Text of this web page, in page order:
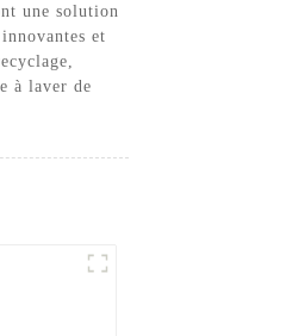
une solution
et
à laver de